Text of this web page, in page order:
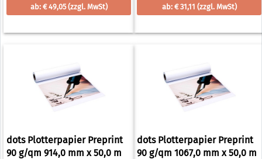
ab: € 49,05(zzgl. MwSt)
ab: € 31,11 (zzgl. MwSt)
dots Plotterpapier Preprint
90 g/qm 914,0 mm x 50,0 m
dots Plotterpapier Preprint
90 g/qm 1067,0 mm x 50,0 m